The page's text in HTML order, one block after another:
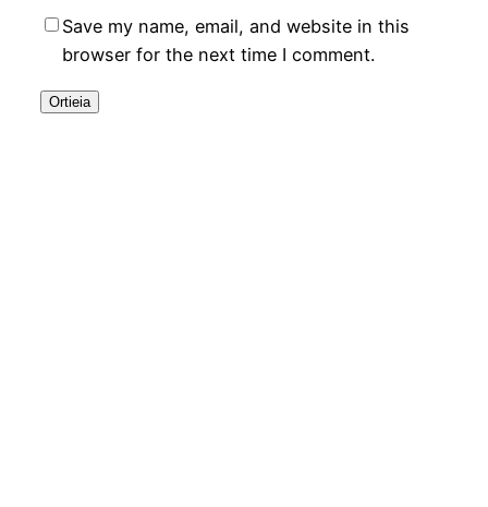
Save my name, email, and website in this
browser for the next time I comment.